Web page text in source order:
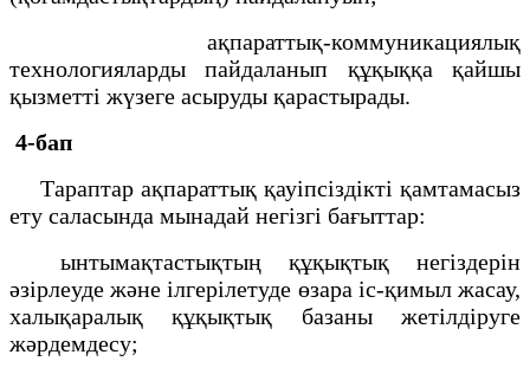
ақпараттық-коммуникациялық
технологияларды пайдаланып құқыққа қайшы
қызметті жүзеге асыруды қарастырады.
4-бап
Тараптар ақпараттық қауіпсіздікті қамтамасыз
ету саласында мынадай негізгі бағыттар:
ынтымақтастықтың құқықтық негіздерін
әзірлеуде және ілгерілетуде өзара іс-қимыл жасау,
халықаралық құқықтық базаны жетілдіруге
жәрдемдесу;